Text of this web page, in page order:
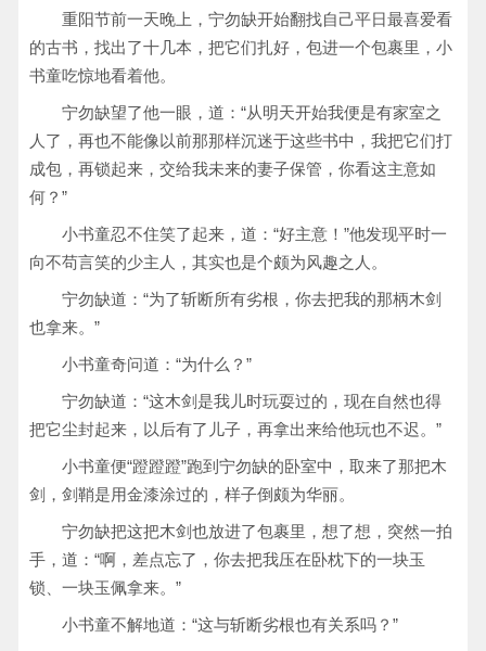
重阳节前一天晚上，宁勿缺开始翻找自己平日最喜爱看
的古书，找出了十几本，把它们扎好，包进一个包裹里，小
书童吃惊地看着他。
宁勿缺望了他一眼，道：“从明天开始我便是有家室之
人了，再也不能像以前那那样沉迷于这些书中，我把它们打
成包，再锁起来，交给我未来的妻子保管，你看这主意如
何？”
小书童忍不住笑了起来，道：“好主意！”他发现平时一
向不苟言笑的少主人，其实也是个颇为风趣之人。
宁勿缺道：“为了斩断所有劣根，你去把我的那柄木剑
也拿来。”
小书童奇问道：“为什么？”
宁勿缺道：“这木剑是我儿时玩耍过的，现在自然也得
把它尘封起来，以后有了儿子，再拿出来给他玩也不迟。”
小书童便“蹬蹬蹬”跑到宁勿缺的卧室中，取来了那把木
剑，剑鞘是用金漆涂过的，样子倒颇为华丽。
宁勿缺把这把木剑也放进了包裹里，想了想，突然一拍
手，道：“啊，差点忘了，你去把我压在卧枕下的一块玉
锁、一块玉佩拿来。”
小书童不解地道：“这与斩断劣根也有关系吗？”